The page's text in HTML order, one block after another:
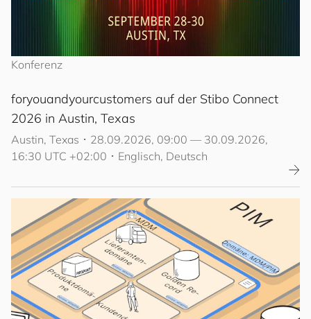
Konferenz
foryouandyourcustomers auf der Stibo Connect
2026 in Austin, Texas
Austin, Texas ･ 28.09.2026, 09:00 — 30.09.2026,
16:30 UTC +02:00 ･ Englisch, Deutsch